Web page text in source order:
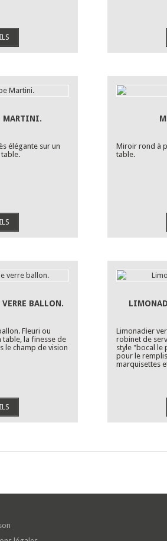
MARTINI.
élégante sur un
Miroir rond à
table.
BALLON.
Fleuri ou
table, la finesse de
le champ de vision
Limonadier
robinet de
style "bocal le
pour le
marquisettes